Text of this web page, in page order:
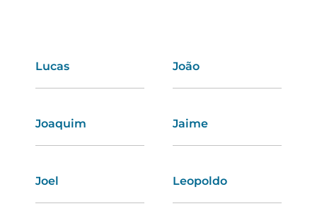
Lucas João
Joaquim Jaime
Joel Leopoldo
Soraia Carmo
Ivone Ágata
Neusa Clarisse